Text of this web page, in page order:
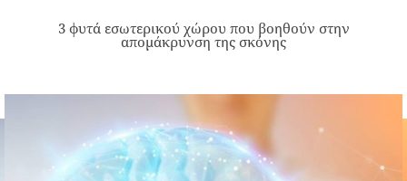
3 φυτά εσωτερικού χώρου που βοηθούν στην
απομάκρυνση της σκόνης